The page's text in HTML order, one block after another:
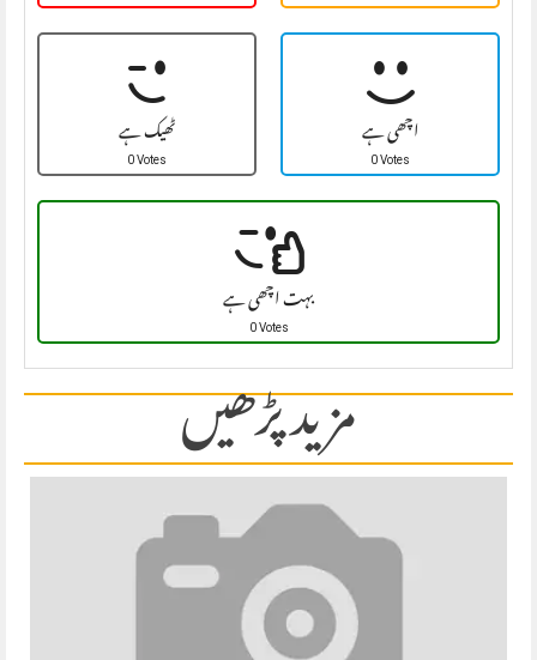
ٹھیک ہے
0 Votes اچھی ہے
0 Votes
بہت اچھی ہے
0 Votes
مزید پڑھیں